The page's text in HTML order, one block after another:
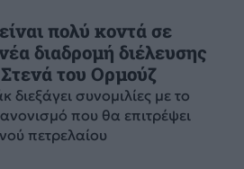
πολύ κοντά σε
διαδρομή διέλευσης
του Ορμούζ
συνομιλίες με το
που θα επιτρέψει
πετρελαίου